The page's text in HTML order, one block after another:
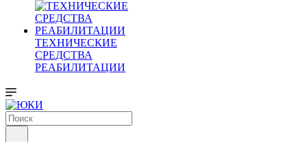
ТЕХНИЧЕСКИЕ
СРЕДСТВА
РЕАБИЛИТАЦИИ